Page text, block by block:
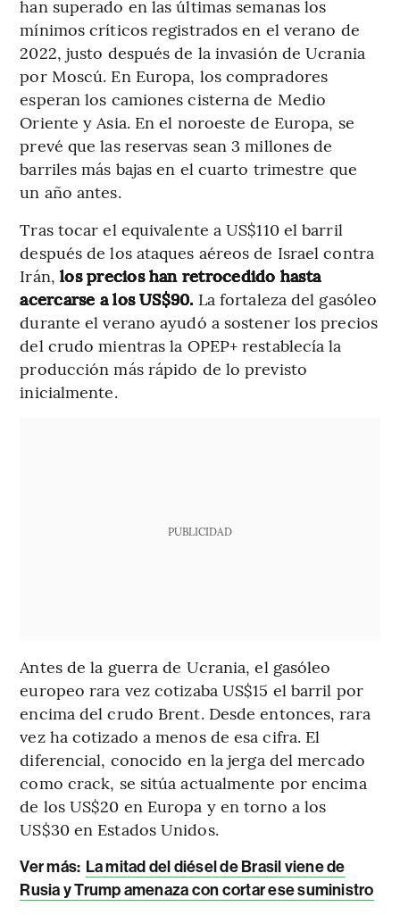
han superado en las últimas semanas los
mínimos críticos registrados en el verano de
2022, justo después de la invasión de Ucrania
por Moscú. En Europa, los compradores
esperan los camiones cisterna de Medio
Oriente y Asia. En el noroeste de Europa, se
prevé que las reservas sean 3 millones de
barriles más bajas en el cuarto trimestre que
un año antes.
Tras tocar el equivalente a US$110 el barril
después de los ataques aéreos de Israel contra
Irán, los precios han retrocedido hasta
acercarse a los US$90. La fortaleza del gasóleo
durante el verano ayudó a sostener los precios
del crudo mientras la OPEP+ restablecía la
producción más rápido de lo previsto
inicialmente.
PUBLICIDAD
Antes de la guerra de Ucrania, el gasóleo
europeo rara vez cotizaba US$15 el barril por
encima del crudo Brent. Desde entonces, rara
vez ha cotizado a menos de esa cifra. El
diferencial, conocido en la jerga del mercado
como crack, se sitúa actualmente por encima
de los US$20 en Europa y en torno a los
US$30 en Estados Unidos.
Ver más: La mitad del diésel de Brasil viene de
Rusia y Trump amenaza con cortar ese suministro